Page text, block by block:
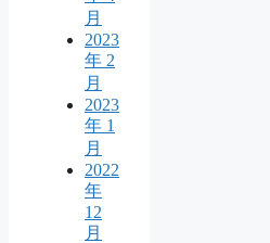
月
2023
年 2
月
2023
年 1
月
2022
年
12
月